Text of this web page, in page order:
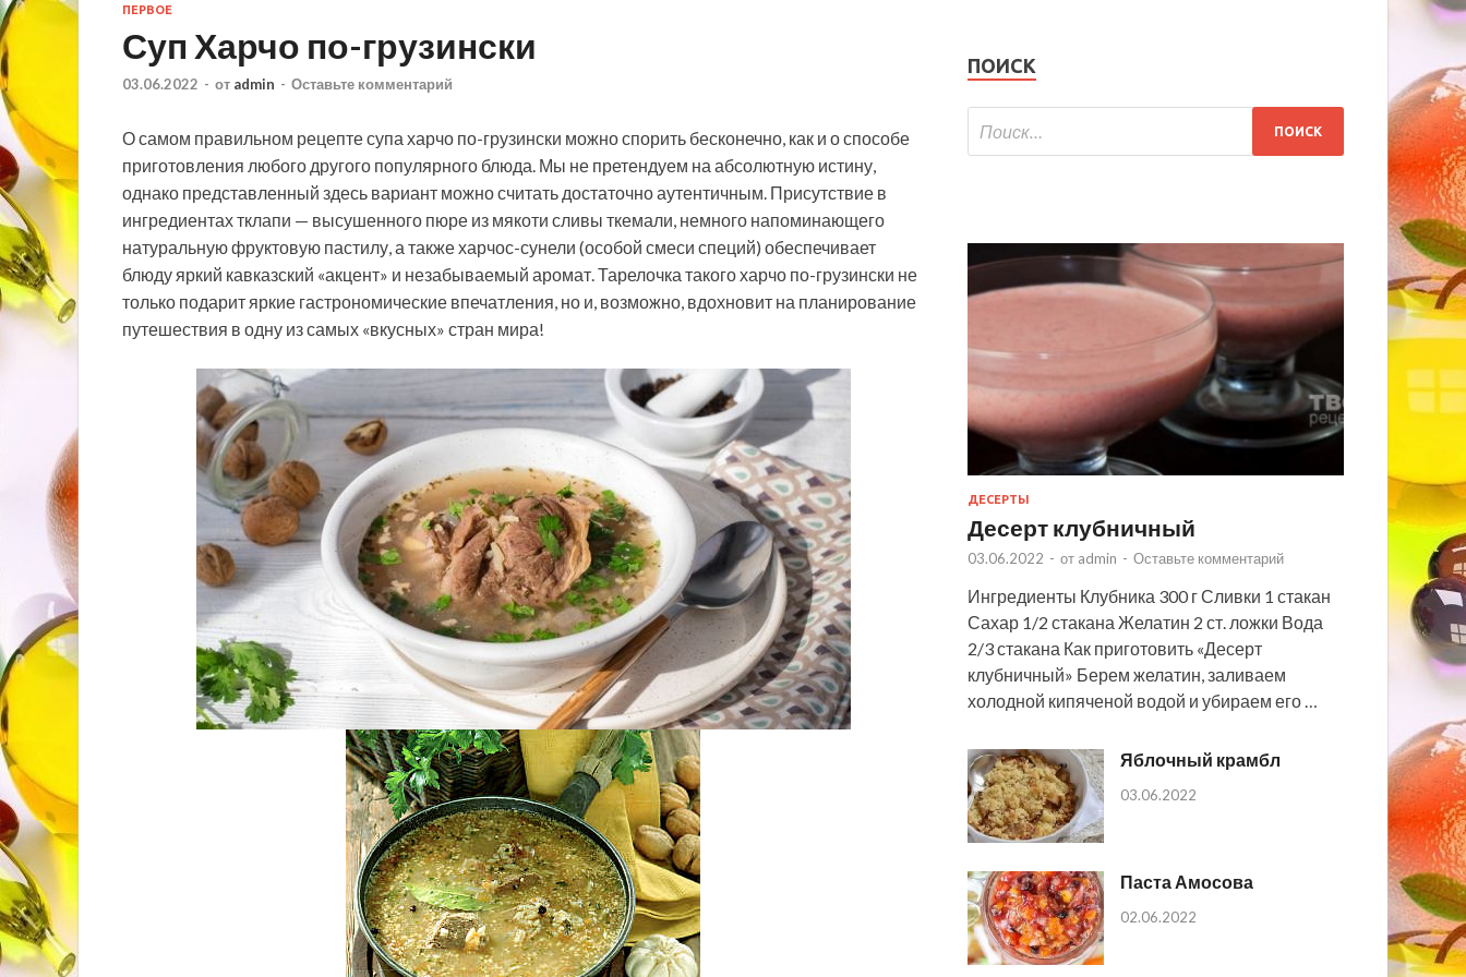
ПЕРВОЕ
Суп Харчо по-грузински
03.06.2022 - от admin - Оставьте комментарий
О самом правильном рецепте супа харчо по-грузински можно спорить бесконечно, как и о способе
приготовления любого другого популярного блюда. Мы не претендуем на абсолютную истину,
однако представленный здесь вариант можно считать достаточно аутентичным. Присутствие в
ингредиентах тклапи — высушенного пюре из мякоти сливы ткемали, немного напоминающего
натуральную фруктовую пастилу, а также харчос-сунели (особой смеси специй) обеспечивает
блюду яркий кавказский «акцент» и незабываемый аромат. Тарелочка такого харчо по-грузински не
только подарит яркие гастрономические впечатления, но и, возможно, вдохновит на планирование
путешествия в одну из самых «вкусных» стран мира!
ПОИСК
ДЕСЕРТЫ
Десерт клубничный
03.06.2022 - от admin - Оставьте комментарий
Ингредиенты Клубника 300 г Сливки 1 стакан
Сахар 1/2 стакана Желатин 2 ст. ложки Вода
2/3 стакана Как приготовить «Десерт
клубничный» Берем желатин, заливаем
холодной кипяченой водой и убираем его …
Яблочный крамбл
03.06.2022
Паста Амосова
02.06.2022